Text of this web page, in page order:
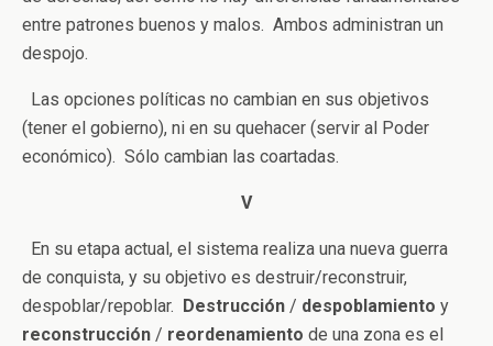
entre patrones buenos y malos. Ambos administran un
despojo.
Las opciones políticas no cambian en sus objetivos
(tener el gobierno), ni en su quehacer (servir al Poder
económico). Sólo cambian las coartadas.
V
En su etapa actual, el sistema realiza una nueva guerra
de conquista, y su objetivo es destruir/reconstruir,
despoblar/repoblar. Destrucción / despoblamiento y
reconstrucción / reordenamiento de una zona es el